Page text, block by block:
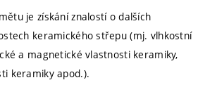
je získání znalostí o dalších
keramického střepu (mj. vlhkostní
a magnetické vlastnosti keramiky,
keramiky apod.).